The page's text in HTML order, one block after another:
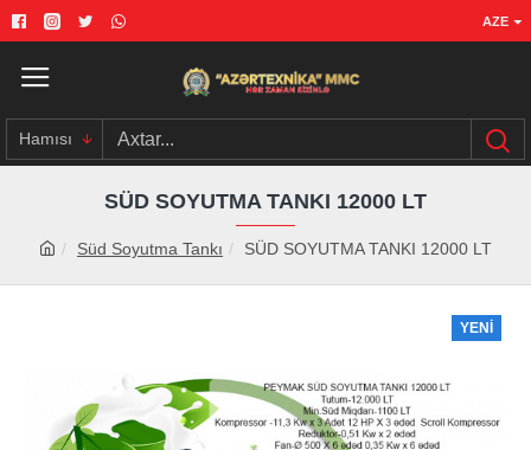
AZE
Hamısı
Süd Soyutma Tankı SÜD SOYUTMA TANKI 12000 LT
SÜD SOYUTMA TANKI 12000 LT
YENI